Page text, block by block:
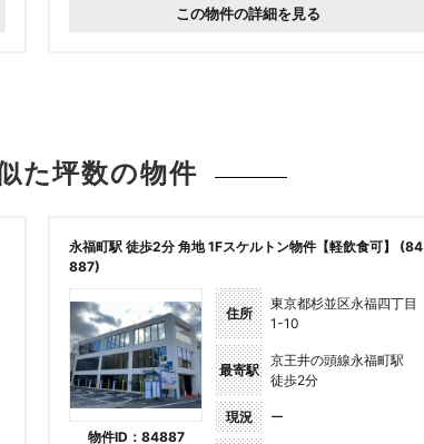
この物件の詳細を見る
た坪数の物件
永福町駅 徒歩2分 角地 1Fスケルトン物件【軽飲食可】 (84
887)
物件ID：84887
住所
東京都杉並区永福四丁目
1-10
最寄駅
京王井の頭線永福町駅
徒歩2分
現況 ー